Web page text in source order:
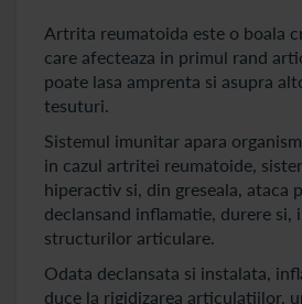
Artrita reumatoida este o boala
care afecteaza in primul rand
poate lasa amprenta si asupra
tesuturi.
Sistemul imunitar apara
in cazul artritei reumatoide,
hiperactiv si, din greseala, ataca
declansand inflamatie, durere si,
structurilor articulare.
Odata declansata si instalata,
duce la rigidizarea articulatiilor,